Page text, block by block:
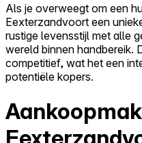
Als je overweegt om een
Eexterzandvoort een
rustige levensstijl met alle
wereld binnen handbereik.
competitief, wat het een
potentiële kopers.